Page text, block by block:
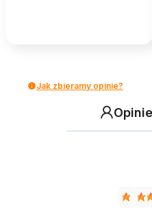
Jak zbieramy opinie?